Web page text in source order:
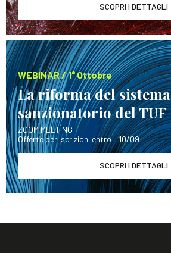
SCOPRI I DETTAGLI
WEBINAR / 1° Ottobre
La riforma del sistema
sanzionatorio del TUF
ZOOM MEETING
Offerte per iscrizioni entro il 10/09
SCOPRI I DETTAGLI